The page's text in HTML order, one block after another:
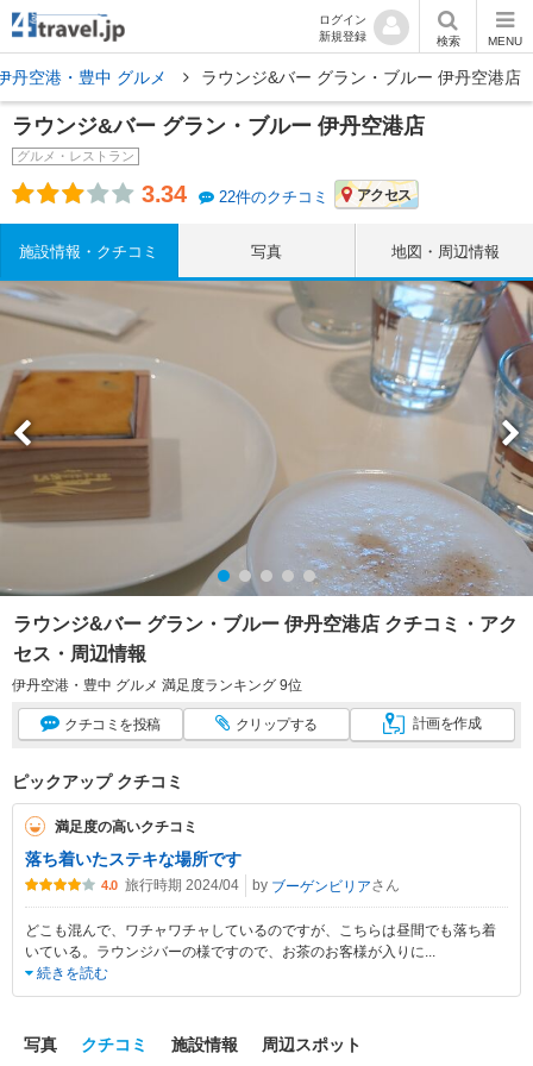
ログイン
新規登録
検索 MENU
丹空港・豊中 グルメ ラウンジ&バー グラン・ブルー 伊丹空港店
ラウンジ&バー グラン・ブルー 伊丹空港店
グルメ・レストラン
3.34 22件のクチコミ アクセス
施設情報・クチコミ 写真 地図・周辺情報
ラウンジ&バー グラン・ブルー 伊丹空港店 クチコミ・アク
セス・周辺情報
伊丹空港・豊中 グルメ 満足度ランキング 9位
クチコミ を投稿 クリップする 計画を作成
ピックアップ クチコミ
満足度の高いクチコミ
落ち着いたステキな場所です
4.0 旅行時期 2024/04 by ブーゲンビリアさん
どこも混んで、ワチャワチャしているのですが、こちらは昼間でも落ち着
いている。ラウンジバーの様ですので、お茶のお客様が入りに...
続きを読む
写真 クチコミ 施設情報 周辺スポット